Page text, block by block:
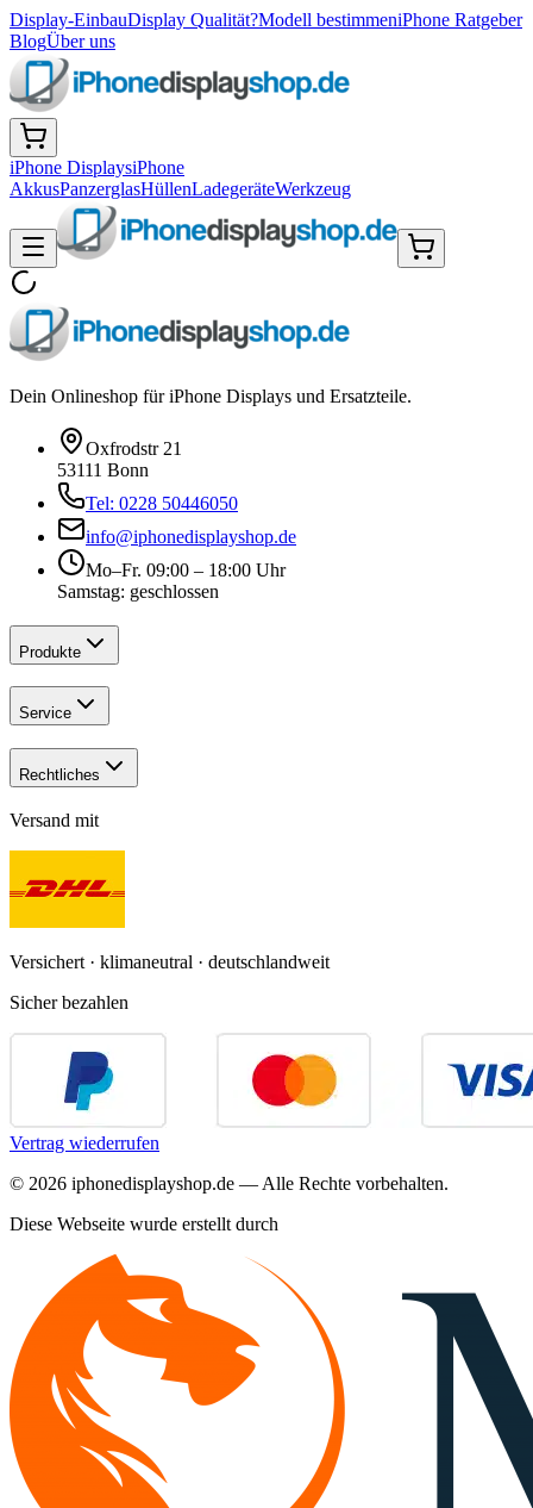
Display-EinbauDisplay Qualität?Modell bestimmeniPhone Ratgeber
BlogÜber uns
iPhone DisplaysiPhone
AkkusPanzerglasHüllenLadegeräteWerkzeug
Dein Onlineshop für iPhone Displays und Ersatzteile.
Oxfrodstr 21
53111 Bonn
Tel: 0228 50446050
info@iphonedisplayshop.de
Mo–Fr. 09:00 – 18:00 Uhr
Samstag: geschlossen
Produkte
Service
Rechtliches
Versand mit
Versichert · klimaneutral · deutschlandweit
Sicher bezahlen
Vertrag wiederrufen
© 2026 iphonedisplayshop.de — Alle Rechte vorbehalten.
Diese Webseite wurde erstellt durch